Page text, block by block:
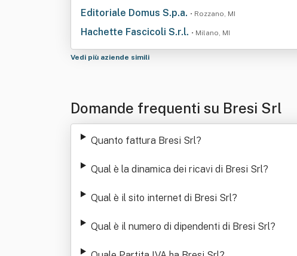
Editoriale Domus S.p.a. • Rozzano, MI
Hachette Fascicoli S.r.l. • Milano, MI
Vedi più aziende simili
Domande frequenti su Bresi Srl
Quanto fattura Bresi Srl?
Qual è la dinamica dei ricavi di Bresi Srl?
Qual è il sito internet di Bresi Srl?
Qual è il numero di dipendenti di Bresi Srl?